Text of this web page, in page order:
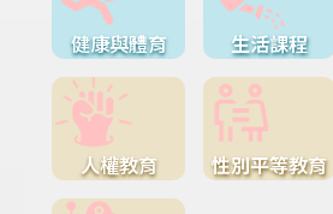
健康與體育 生活課程
人權教育 性別平等教育